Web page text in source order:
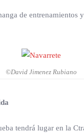
de entrenamientos
©David Jimenez Rubiano
tendrá lugar en la